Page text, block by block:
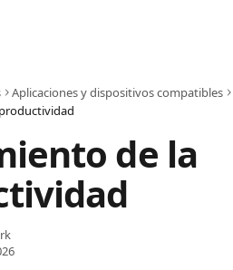
Aplicaciones y dispositivos compatibles
de la